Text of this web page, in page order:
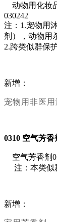
动物用化妆
030242
注：1.宠物用
剂），动物用
2.跨类似群保
新增：
宠物用非医用
0310 空气芳香
空气芳香剂
注：本类似
新增：